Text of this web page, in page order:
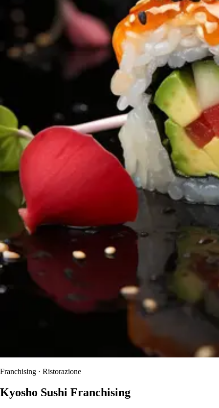
Franchising · Ristorazione
Kyosho Sushi Franchising